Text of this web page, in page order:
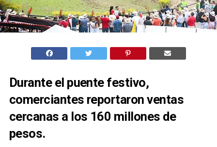
Durante el puente festivo,
comerciantes reportaron ventas
cercanas a los 160 millones de
pesos.